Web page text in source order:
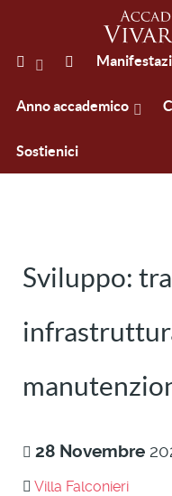
Anno accademico
Sostienici
Sviluppo:
28 Novembre
Villa Falconieri